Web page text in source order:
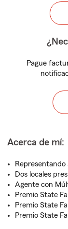
Pague
Acerca de mí:
Representando
Dos locales
Agente con
Premio State
Premio State
Premio State